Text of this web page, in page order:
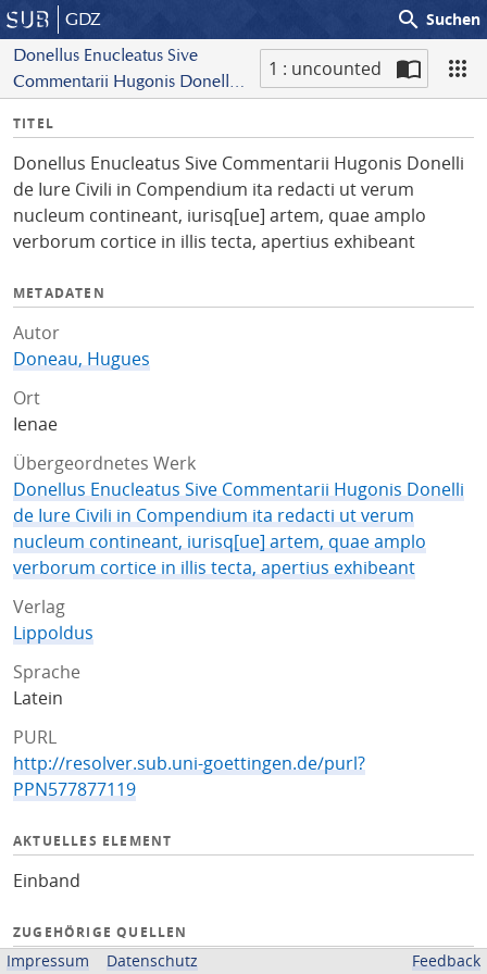
GDZ search Suchen
Donellus Enucleatus Sive
Commentarii Hugonis Donelli
ita redacti ut verum nucleum
contineant, iurisq[ue] artem,
quae amplo verborum cortice
in illis tecta, apertius exhibeant
1 : uncounted
I
f
o
TITEL
Donellus Enucleatus Sive Commentarii Hugonis Donelli
de Iure Civili in Compendium ita redacti ut verum
nucleum contineant, iurisq[ue] artem, quae amplo
verborum cortice in illis tecta, apertius exhibeant
METADATEN
Autor
Doneau, Hugues
Ort
Ienae
Übergeordnetes Werk
Donellus Enucleatus Sive Commentarii Hugonis Donelli
de Iure Civili in Compendium ita redacti ut verum
nucleum contineant, iurisq[ue] artem, quae amplo
verborum cortice in illis tecta, apertius exhibeant
Verlag
Lippoldus
Sprache
Latein
PURL
http://resolver.sub.uni-goettingen.de/purl?
PPN577877119
AKTUELLES ELEMENT
Einband
ZUGEHÖRIGE QUELLEN
Impressum Datenschutz Feedback